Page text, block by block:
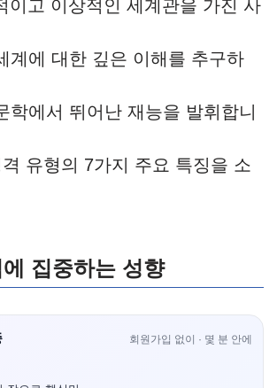
이고 이상적인 세계관을 가진 사
계에 대한 깊은 이해를 추구하
학에서 뛰어난 재능을 발휘합니
유형의 7가지 주요 특징을 소
집중하는 성향
회원가입 없이 · 몇 분 안에